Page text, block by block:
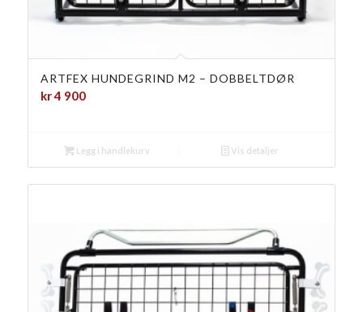
ARTFEX HUNDEGRIND M2 – DOBBELTDØR
kr4 900
Legg i handlekurv Vis detaljer